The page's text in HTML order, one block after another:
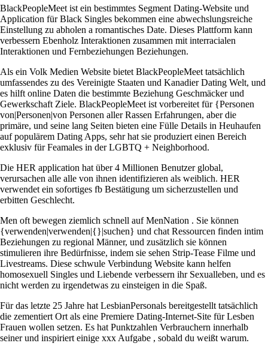
BlackPeopleMeet ist ein bestimmtes Segment Dating-Website und
Application für Black Singles bekommen eine abwechslungsreiche
Einstellung zu abholen a romantisches Date. Dieses Plattform kann
verbessern Ebenholz Interaktionen zusammen mit interracialen
Interaktionen und Fernbeziehungen Beziehungen.
Als ein Volk Medien Website bietet BlackPeopleMeet tatsächlich
umfassendes zu des Vereinigte Staaten und Kanadier Dating Welt, und
es hilft online Daten die bestimmte Beziehung Geschmäcker und
Gewerkschaft Ziele. BlackPeopleMeet ist vorbereitet für {Personen
von|Personen|von Personen aller Rassen Erfahrungen, aber die
primäre, und seine lang Seiten bieten eine Fülle Details in Heuhaufen
auf populärem Dating Apps, sehr hat sie produziert einen Bereich
exklusiv für Feamales in der LGBTQ + Neighborhood.
Die HER application hat über 4 Millionen Benutzer global,
verursachen alle alle von ihnen identifizieren als weiblich. HER
verwendet ein sofortiges fb Bestätigung um sicherzustellen und
erbitten Geschlecht. ​​
Men oft bewegen ziemlich schnell auf MenNation . Sie können
{verwenden|verwenden|{}|suchen} und chat Ressourcen finden intim
Beziehungen zu regional Männer, und zusätzlich sie können
stimulieren ihre Bedürfnisse, indem sie sehen Strip-Tease Filme und
Livestreams. Diese schwule Verbindung Website kann helfen
homosexuell Singles und Liebende verbessern ihr Sexualleben, und es
nicht werden zu irgendetwas zu einsteigen in die Spaß.
Für das letzte 25 Jahre hat LesbianPersonals bereitgestellt tatsächlich
die zementiert Ort als eine Premiere Dating-Internet-Site für Lesben
Frauen wollen setzen. Es hat Punktzahlen Verbrauchern innerhalb
seiner und inspiriert einige xxx Aufgabe , sobald du weißt warum.